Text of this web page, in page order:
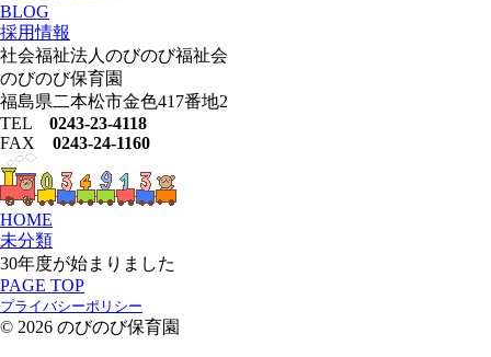
BLOG
採用情報
社会福祉法人のびのび福祉会
のびのび保育園
福島県二本松市金色417番地2
TEL 0243-23-4118
FAX 0243-24-1160
HOME
未分類
30年度が始まりました
PAGE TOP
プライバシーポリシー
© 2026 のびのび保育園